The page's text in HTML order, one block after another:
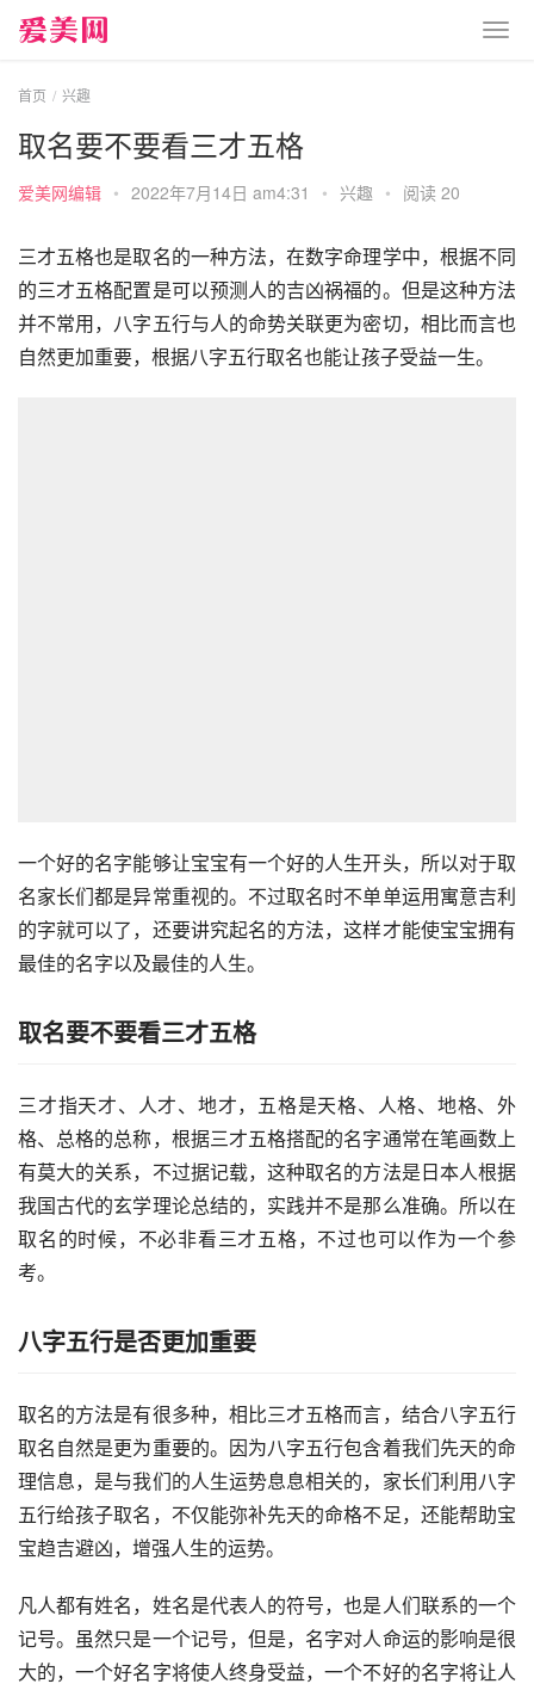
首页 兴趣
取名要不要看三才五格
爱美网编辑 • 2022年7月14日 am4:31 • 兴趣 • 阅读 20
三才五格也是取名的一种方法，在数字命理学中，根据不同
的三才五格配置是可以预测人的吉凶祸福的。但是这种方法
并不常用，八字五行与人的命势关联更为密切，相比而言也
自然更加重要，根据八字五行取名也能让孩子受益一生。
一个好的名字能够让宝宝有一个好的人生开头，所以对于取
名家长们都是异常重视的。不过取名时不单单运用寓意吉利
的字就可以了，还要讲究起名的方法，这样才能使宝宝拥有
最佳的名字以及最佳的人生。
取名要不要看三才五格
三才指天才、人才、地才，五格是天格、人格、地格、外
格、总格的总称，根据三才五格搭配的名字通常在笔画数上
有莫大的关系，不过据记载，这种取名的方法是日本人根据
我国古代的玄学理论总结的，实践并不是那么准确。所以在
取名的时候，不必非看三才五格，不过也可以作为一个参
考。
八字五行是否更加重要
取名的方法是有很多种，相比三才五格而言，结合八字五行
取名自然是更为重要的。因为八字五行包含着我们先天的命
理信息，是与我们的人生运势息息相关的，家长们利用八字
五行给孩子取名，不仅能弥补先天的命格不足，还能帮助宝
宝趋吉避凶，增强人生的运势。
凡人都有姓名，姓名是代表人的符号，也是人们联系的一个
记号。虽然只是一个记号，但是，名字对人命运的影响是很
大的，一个好名字将使人终身受益，一个不好的名字将让人